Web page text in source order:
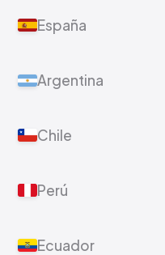
España
Argentina
Chile
Perú
Ecuador